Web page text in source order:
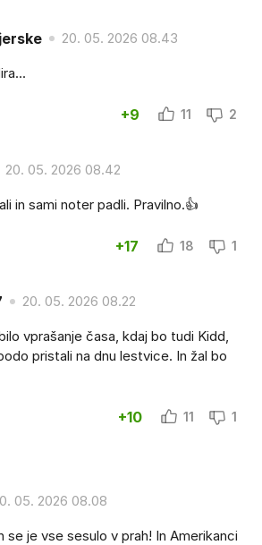
20. 05. 2026 08.43
+9 11 2
20. 05. 2026 08.42
in sami noter padli. Pravilno.👍
+17 18 1
20. 05. 2026 08.22
vprašanje časa, kdaj bo tudi Kidd,
pristali na dnu lestvice. In žal bo
+10 11 1
05. 2026 08.08
se je vse sesulo v prah! In Amerikanci